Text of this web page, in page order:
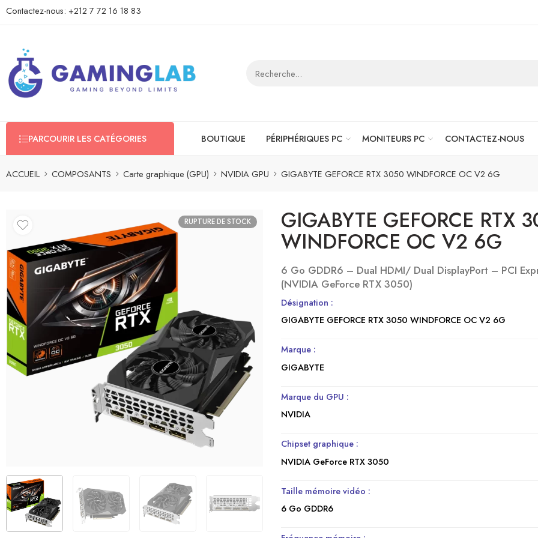
Contactez-nous: +212 7 72 16 18 83
PARCOURIR LES CATÉGORIES BOUTIQUE PÉRIPHÉRIQUES PC MONITEURS PC CONTACTEZ-NOUS
ACCUEIL COMPOSANTS Carte graphique (GPU) NVIDIA GPU GIGABYTE GEFORCE RTX 3050 WINDFORCE OC V2 6G
RUPTURE DE STOCK GIGABYTE GEFORCE RTX
WINDFORCE OC V2 6G
6 Go GDDR6 – Dual HDMI/ Dual DisplayPort – PCI
(NVIDIA GeForce RTX 3050)
Désignation :
GIGABYTE GEFORCE RTX 3050 WINDFORCE OC V2 6G
Marque :
GIGABYTE
Marque du GPU :
NVIDIA
Chipset graphique :
NVIDIA GeForce RTX 3050
Taille mémoire vidéo :
6 Go GDDR6